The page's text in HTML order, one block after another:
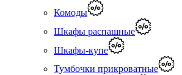
Комоды
Шкафы распашные
Шкафы-купе
Тумбочки прикроватные